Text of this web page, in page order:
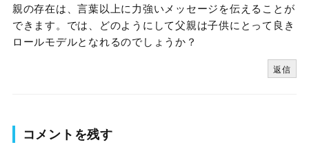
親の存在は、言葉以上に力強いメッセージを伝えることが
できます。では、どのようにして父親は子供にとって良き
ロールモデルとなれるのでしょうか？
返信
コメントを残す